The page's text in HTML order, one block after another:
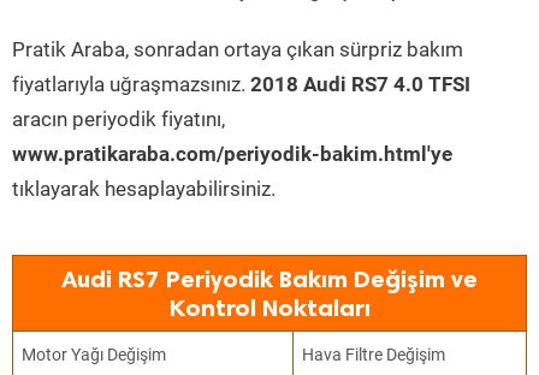
Pratik Araba, sonradan ortaya çıkan sürpriz bakım
fiyatlarıyla uğraşmazsınız. 2018 Audi RS7 4.0 TFSI
aracın periyodik fiyatını,
www.pratikaraba.com/periyodik-bakim.html'ye
tıklayarak hesaplayabilirsiniz.
Audi RS7 Periyodik Bakım Değişim ve
Kontrol Noktaları
Motor Yağı Değişim Hava Filtre Değişim